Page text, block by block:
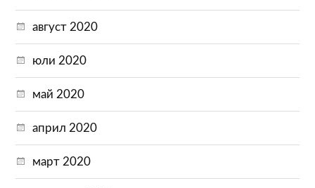
август 2020
юли 2020
май 2020
април 2020
март 2020